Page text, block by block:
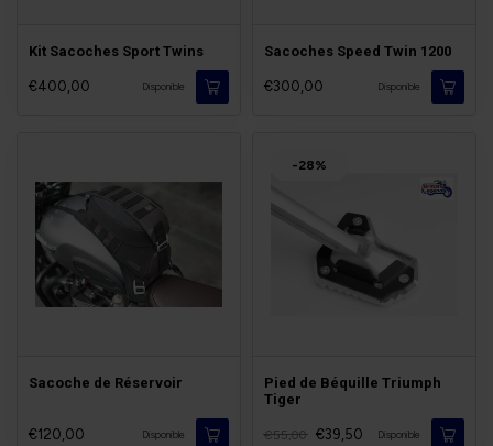
Kit Sacoches Sport Twins
€400,00 Disponible
Sacoches Speed Twin 1200
€300,00 Disponible
Sacoche de Réservoir
€120,00 Disponible
-28%
Pied de Béquille Triumph
Tiger
€55,00 €39,50 Disponible